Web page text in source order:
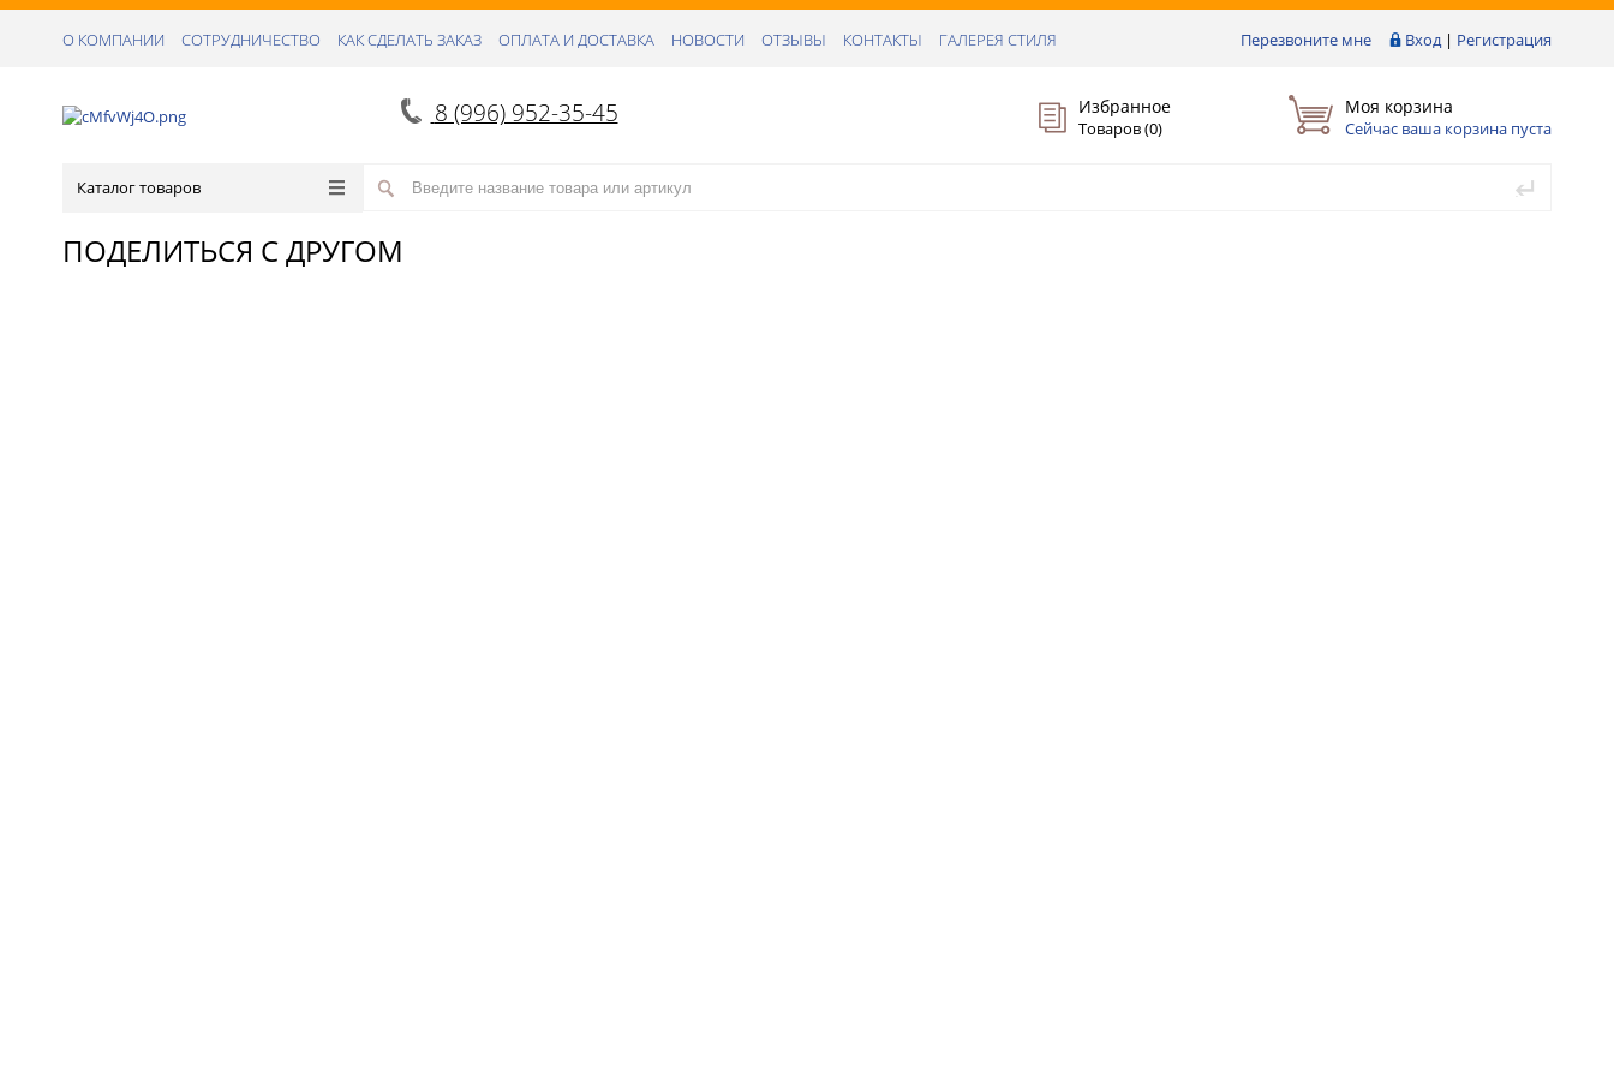
Перезвоните мне Вход | Регистрация
О КОМПАНИИ СОТРУДНИЧЕСТВО КАК СДЕЛАТЬ ЗАКАЗ ОПЛАТА И ДОСТАВКА НОВОСТИ ОТЗЫВЫ КОНТАКТЫ ГАЛЕРЕЯ СТИЛЯ
8 (996) 952-35-45 Избранное
Товаров (0)
Моя корзина
Сейчас ваша корзина пуста
Каталог товаров
ПОДЕЛИТЬСЯ С ДРУГОМ